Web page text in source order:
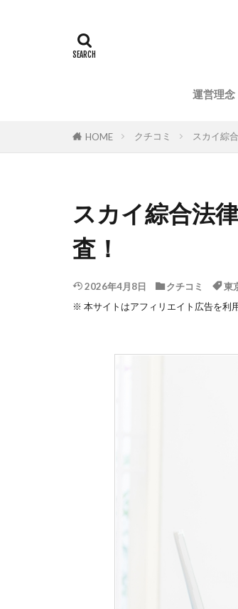
運営理念
HOME クチコミ スカイ綜
スカイ綜合法
査！
2026年4月8日 クチコミ
東
※ 本サイトはアフィリエイト広告を利